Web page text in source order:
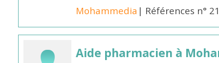
Mohammedia | Références n°
Aide pharmacien à